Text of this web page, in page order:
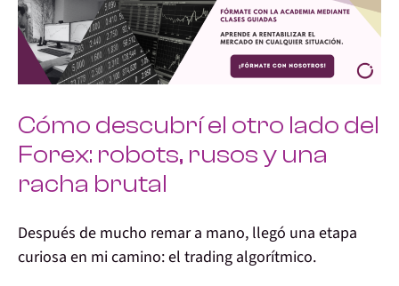
Cómo descubrí el otro lado del
Forex: robots, rusos y una
racha brutal
Después de mucho remar a mano, llegó una etapa
curiosa en mi camino:el trading algorítmico.